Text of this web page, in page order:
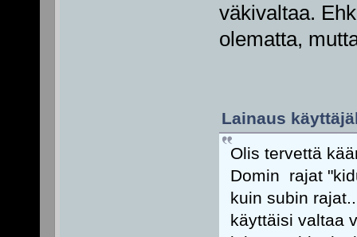
väkivaltaa.
olematta,
Lainaus
Olis tervettä
Domin rajat
kuin subin
käyttäisi valtaa